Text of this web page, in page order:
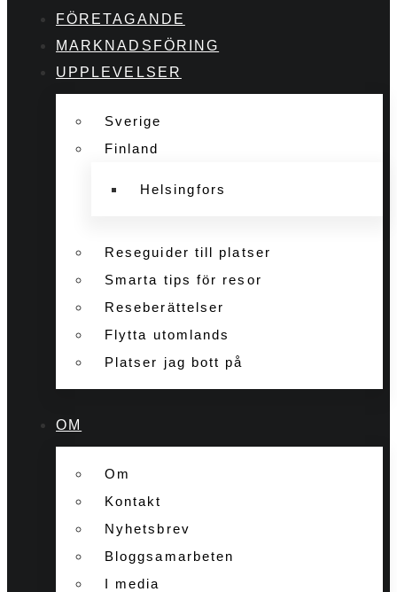
FÖRETAGANDE
MARKNADSFÖRING
UPPLEVELSER
Sverige
Finland
Helsingfors
Reseguider till platser
Smarta tips för resor
Reseberättelser
Flytta utomlands
Platser jag bott på
OM
Om
Kontakt
Nyhetsbrev
Bloggsamarbeten
I media